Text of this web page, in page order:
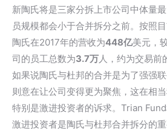
新陶氏将是三家分拆上市公司中体量
员规模都会小于合并拆分之前。按照
陶氏在2017年的营收为448亿美元，
司的员工总数为3.7万人，约为交易前
如果说陶氏与杜邦的合并是为了强强
则意在让公司变得更为聚焦，这在相
特别是激进投资者的诉求。Trian
激进投资者是陶氏与杜邦合并拆分的重